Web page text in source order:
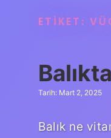
ETIKET:
Tarih: Mart 2, 2025
Balık ne